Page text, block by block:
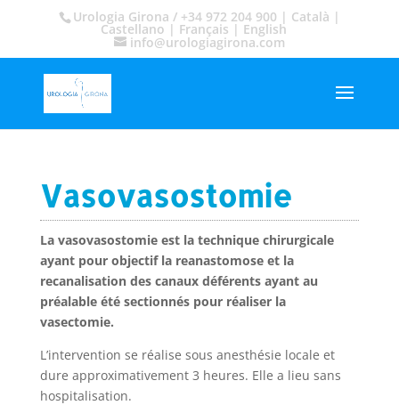
Urologia Girona / +34 972 204 900 | Català |
Castellano | Français | English
info@urologiagirona.com
Vasovasostomie
La vasovasostomie est la technique chirurgicale
ayant pour objectif la reanastomose et la
recanalisation des canaux déférents ayant au
préalable été sectionnés pour réaliser la
vasectomie.
L’intervention se réalise sous anesthésie locale et
dure approximativement 3 heures. Elle a lieu sans
hospitalisation.